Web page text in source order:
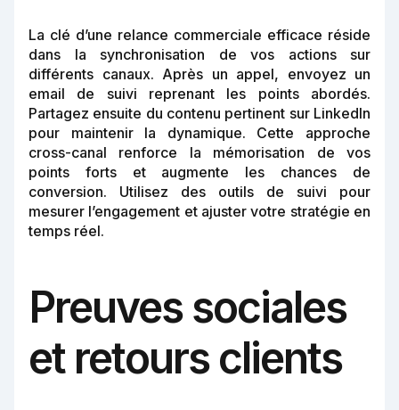
La clé d’une relance commerciale efficace réside
dans la synchronisation de vos actions sur
différents canaux. Après un appel, envoyez un
email de suivi reprenant les points abordés.
Partagez ensuite du contenu pertinent sur LinkedIn
pour maintenir la dynamique. Cette approche
cross-canal renforce la mémorisation de vos
points forts et augmente les chances de
conversion. Utilisez des outils de suivi pour
mesurer l’engagement et ajuster votre stratégie en
temps réel.
Preuves sociales
et retours clients